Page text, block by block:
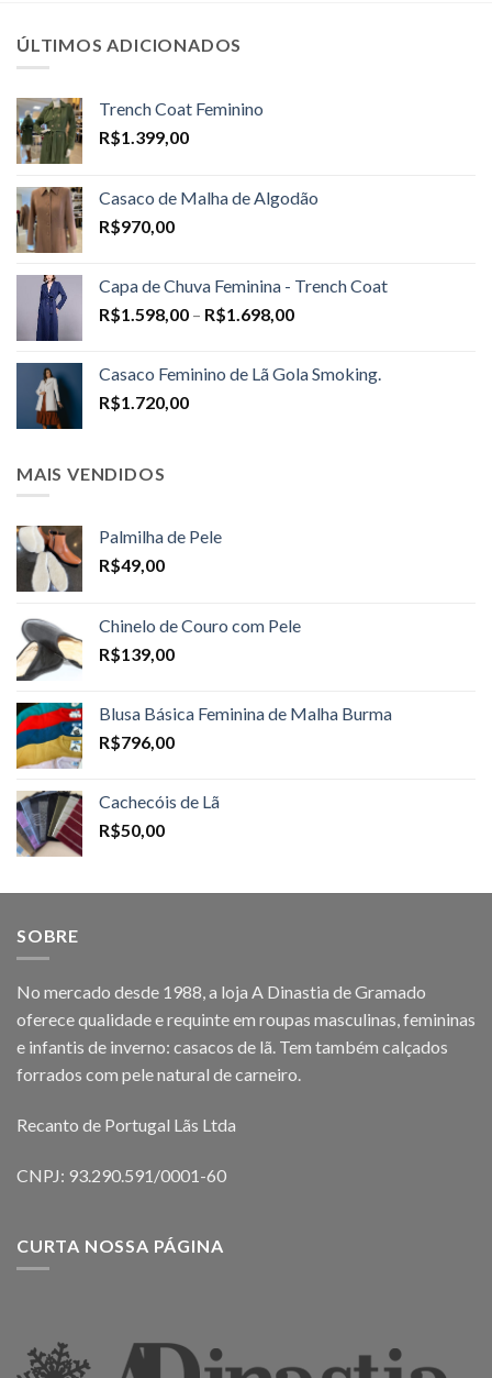
ÚLTIMOS ADICIONADOS
Trench Coat Feminino
R$1.399,00
Casaco de Malha de Algodão
R$970,00
Capa de Chuva Feminina - Trench Coat
R$1.598,00 – R$1.698,00Price
through
Casaco Feminino de Lã Gola Smoking.
R$1.720,00
MAIS VENDIDOS
Palmilha de Pele
R$49,00
Chinelo de Couro com Pele
R$139,00
Blusa Básica Feminina de Malha Burma
R$796,00
Cachecóis de Lã
R$50,00
SOBRE
No mercado desde 1988, a loja A Dinastia de Gramado
oferece qualidade e requinte em roupas masculinas, femininas
e infantis de inverno: casacos de lã. Tem também calçados
forrados com pele natural de carneiro.
Recanto de Portugal Lãs Ltda
CNPJ: 93.290.591/0001-60
CURTA NOSSA PÁGINA